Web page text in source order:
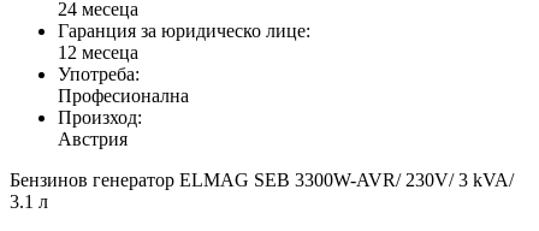
24 месеца
Гаранция за юридическо лице:
12 месеца
Употреба:
Професионална
Произход:
Австрия
Бензинов генератор ELMAG SEB 3300W-AVR/ 230V/ 3 kVA/
3.1 л